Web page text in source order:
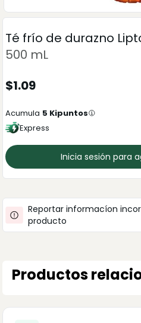
Té frío de durazno
500 mL
$1.09
Acumula 5 Kipuntos
Express
Inicia sesión para
Reportar informacíon
producto
Productos